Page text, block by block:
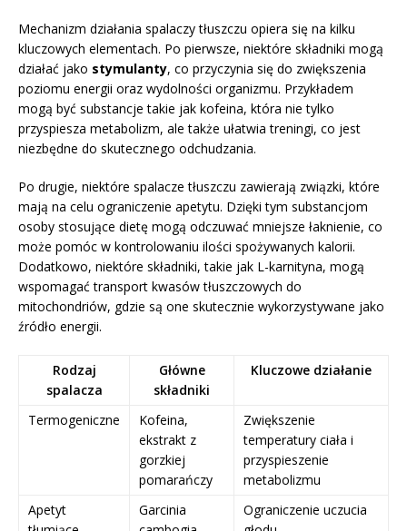
Mechanizm działania spalaczy tłuszczu opiera się na kilku
kluczowych elementach. Po pierwsze, niektóre składniki mogą
działać jako stymulanty, co przyczynia się do zwiększenia
poziomu energii oraz wydolności organizmu. Przykładem
mogą być substancje takie jak kofeina, która nie tylko
przyspiesza metabolizm, ale także ułatwia treningi, co jest
niezbędne do skutecznego odchudzania.
Po drugie, niektóre spalacze tłuszczu zawierają związki, które
mają na celu ograniczenie apetytu. Dzięki tym substancjom
osoby stosujące dietę mogą odczuwać mniejsze łaknienie, co
może pomóc w kontrolowaniu ilości spożywanych kalorii.
Dodatkowo, niektóre składniki, takie jak L-karnityna, mogą
wspomagać transport kwasów tłuszczowych do
mitochondriów, gdzie są one skutecznie wykorzystywane jako
źródło energii.
Rodzaj
spalacza
Główne
składniki
Kluczowe działanie
Termogeniczne
Kofeina,
ekstrakt z
gorzkiej
pomarańczy
Zwiększenie
temperatury ciała i
przyspieszenie
metabolizmu
Apetyt
Garcinia
Ograniczenie uczucia